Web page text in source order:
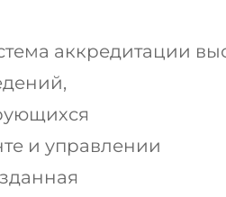
аккредитации
,
и управлении